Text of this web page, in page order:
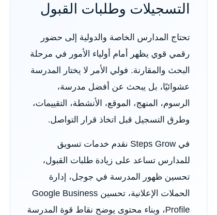
التسجيلات وطلبات القبول
تحتاج المدارس الخاصة والدولية إلى حضور
رقمي قوي يظهر أمام أولياء الأمور في مرحلة
البحث والمقارنة. فولي الأمر لا يختار المدرسة
عشوائيًا، بل يبحث عن أفضل مدرسة،
الرسوم، المنهج، الموقع، الأنشطة، التقييمات،
وطرق التسجيل قبل اتخاذ قرار التواصل.
في Steps Grow نقدم خدمات تسويق
للمدارس تساعد على زيادة طلبات القبول،
تحسين ظهور المدرسة في جوجل، إدارة
الحملات الإعلانية، تحسين Google Business
Profile، وبناء محتوى يوضح نقاط قوة المدرسة